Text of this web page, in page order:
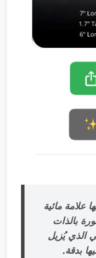
مائية
بالذات
الذي يُزيل
بدقة.